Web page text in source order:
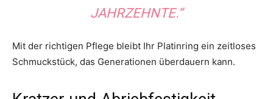
JAHRZEHNTE.“
Mit der richtigen Pflege bleibt Ihr Platinring ein zeitloses
Schmuckstück, das Generationen überdauern kann.